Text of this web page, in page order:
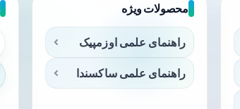
محصولات ویژه
راهنمای علمی اوزمپیک
راهنمای علمی ساکسندا